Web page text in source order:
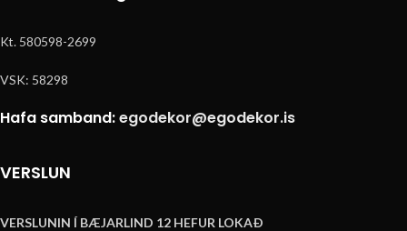
Kt. 580598-2699
VSK: 58298
Hafa samband:egodekor@egodekor.is
VERSLUN
VERSLUNIN Í BÆJARLIND 12 HEFUR LOKAÐ